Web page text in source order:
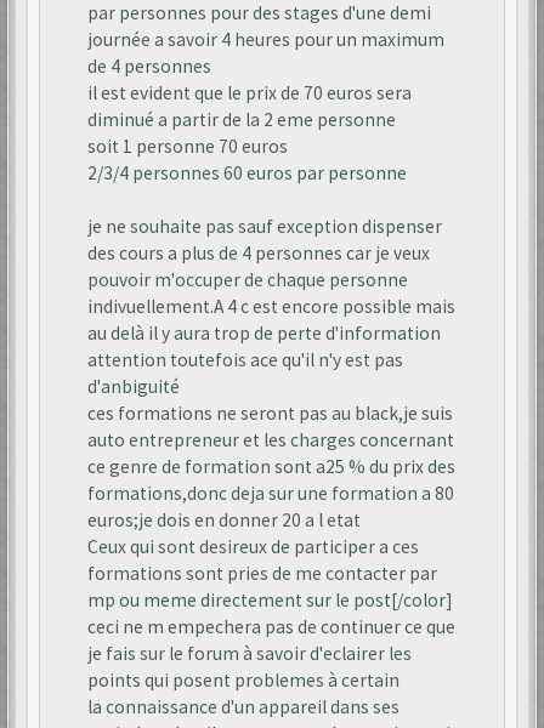
par personnes pour des stages d'une demi
journée a savoir 4 heures pour un maximum
de 4 personnes
il est evident que le prix de 70 euros sera
diminué a partir de la 2 eme personne
soit 1 personne 70 euros
2/3/4 personnes 60 euros par personne
je ne souhaite pas sauf exception dispenser
des cours a plus de 4 personnes car je veux
pouvoir m'occuper de chaque personne
indivuellement.A 4 c est encore possible mais
au delà il y aura trop de perte d'information
attention toutefois ace qu'il n'y est pas
d'anbiguité
ces formations ne seront pas au black,je suis
auto entrepreneur et les charges concernant
ce genre de formation sont a25 % du prix des
formations,donc deja sur une formation a 80
euros;je dois en donner 20 a l etat
Ceux qui sont desireux de participer a ces
formations sont pries de me contacter par
mp ou meme directement sur le post[/color]
ceci ne m empechera pas de continuer ce que
je fais sur le forum à savoir d'eclairer les
points qui posent problemes à certain
la connaissance d'un appareil dans ses